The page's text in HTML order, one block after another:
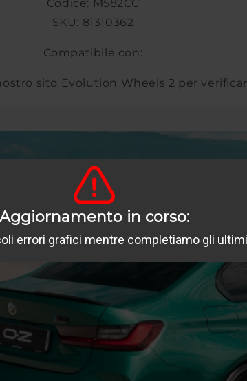
Codice: M582CC
SKU: 81310362
Compatibile con:
sito Evolution Wheels 2 per